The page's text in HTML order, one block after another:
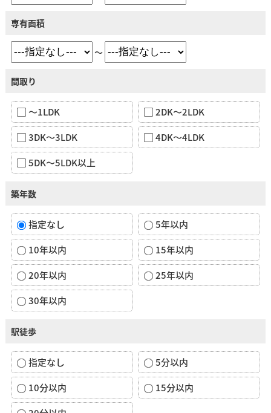
専有面積
～
間取り
～1LDK
2DK～2LDK
3DK～3LDK
4DK～4LDK
5DK～5LDK以上
築年数
指定なし
5年以内
10年以内
15年以内
20年以内
25年以内
30年以内
駅徒歩
指定なし
5分以内
10分以内
15分以内